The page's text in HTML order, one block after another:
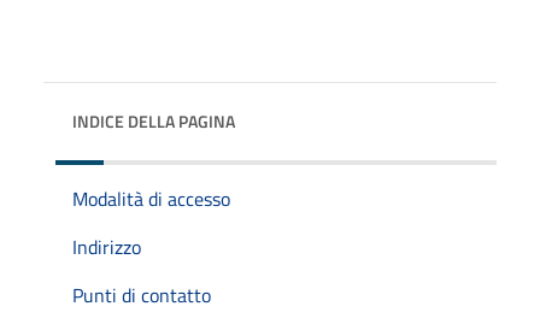
INDICE DELLA PAGINA
Modalità di accesso
Indirizzo
Punti di contatto